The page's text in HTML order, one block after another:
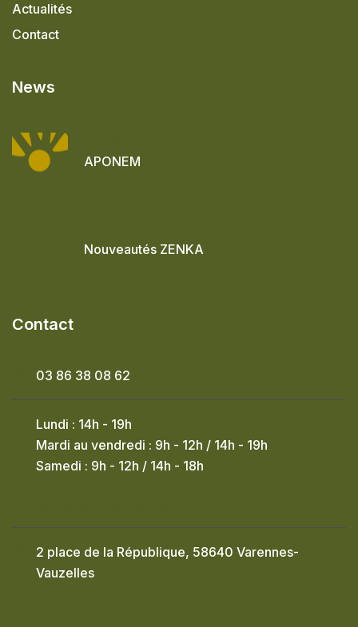
Actualités
Contact
News
APONEM
Nouveautés ZENKA
Contact
03 86 38 08 62
Lundi : 14h - 19h
Mardi au vendredi : 9h - 12h / 14h - 19h
Samedi : 9h - 12h / 14h - 18h
2 place de la République, 58640 Varennes-
Vauzelles